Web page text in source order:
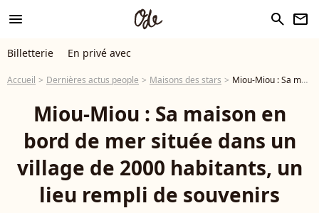
menu search newsletter
Billetterie En privé avec
Accueil Dernières actus people Maisons des stars Miou-Miou : Sa maison en bord de mer située dans un village de 2000 habitants, un lieu rempli de souvenirs avec son regretté compagnon Jean Teulé
Miou-Miou : Sa maison en
bord de mer située dans un
village de 2000 habitants, un
lieu rempli de souvenirs